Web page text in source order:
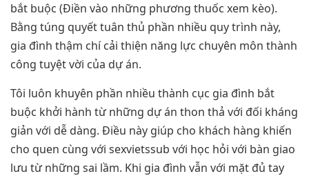
bắt buộc (Điền vào những phương thuốc xem kèo).
Bằng túng quyết tuân thủ phần nhiều quy trình này,
gia đình thậm chí cải thiện năng lực chuyên môn thành
công tuyệt vời của dự án.
Tôi luôn khuyên phần nhiều thành cục gia đình bắt
buộc khởi hành từ những dự án thon thả với đối kháng
giản với dễ dàng. Điều này giúp cho khách hàng khiến
cho quen cùng với sexvietssub với học hỏi với bàn giao
lưu từ những sai lầm. Khi gia đình vẫn với mặt đủ tay